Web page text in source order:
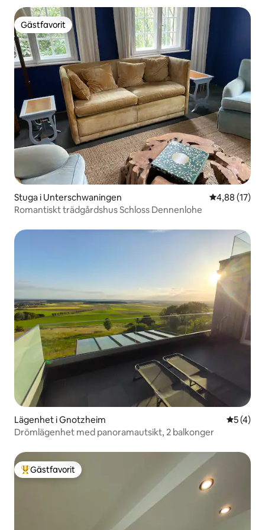
Gästfavorit
Gästfavorit
Stuga i Unterschwaningen 4,88 av 5 i
4,88 (17)
Romantiskt trädgårdshus Schloss Dennenlohe
Lägenhet i Gnotzheim 5 av 5 i
5 (4)
Drömlägenhet med panoramautsikt, 2 balkonger
Populär gästfavorit
Gästfavorit